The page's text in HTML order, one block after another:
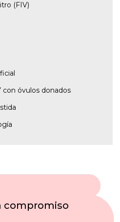
(FIV)
con óvulos donados
compromiso